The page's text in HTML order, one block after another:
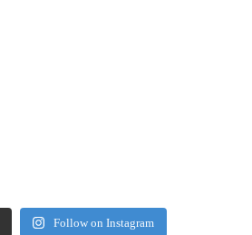
Follow on Instagram